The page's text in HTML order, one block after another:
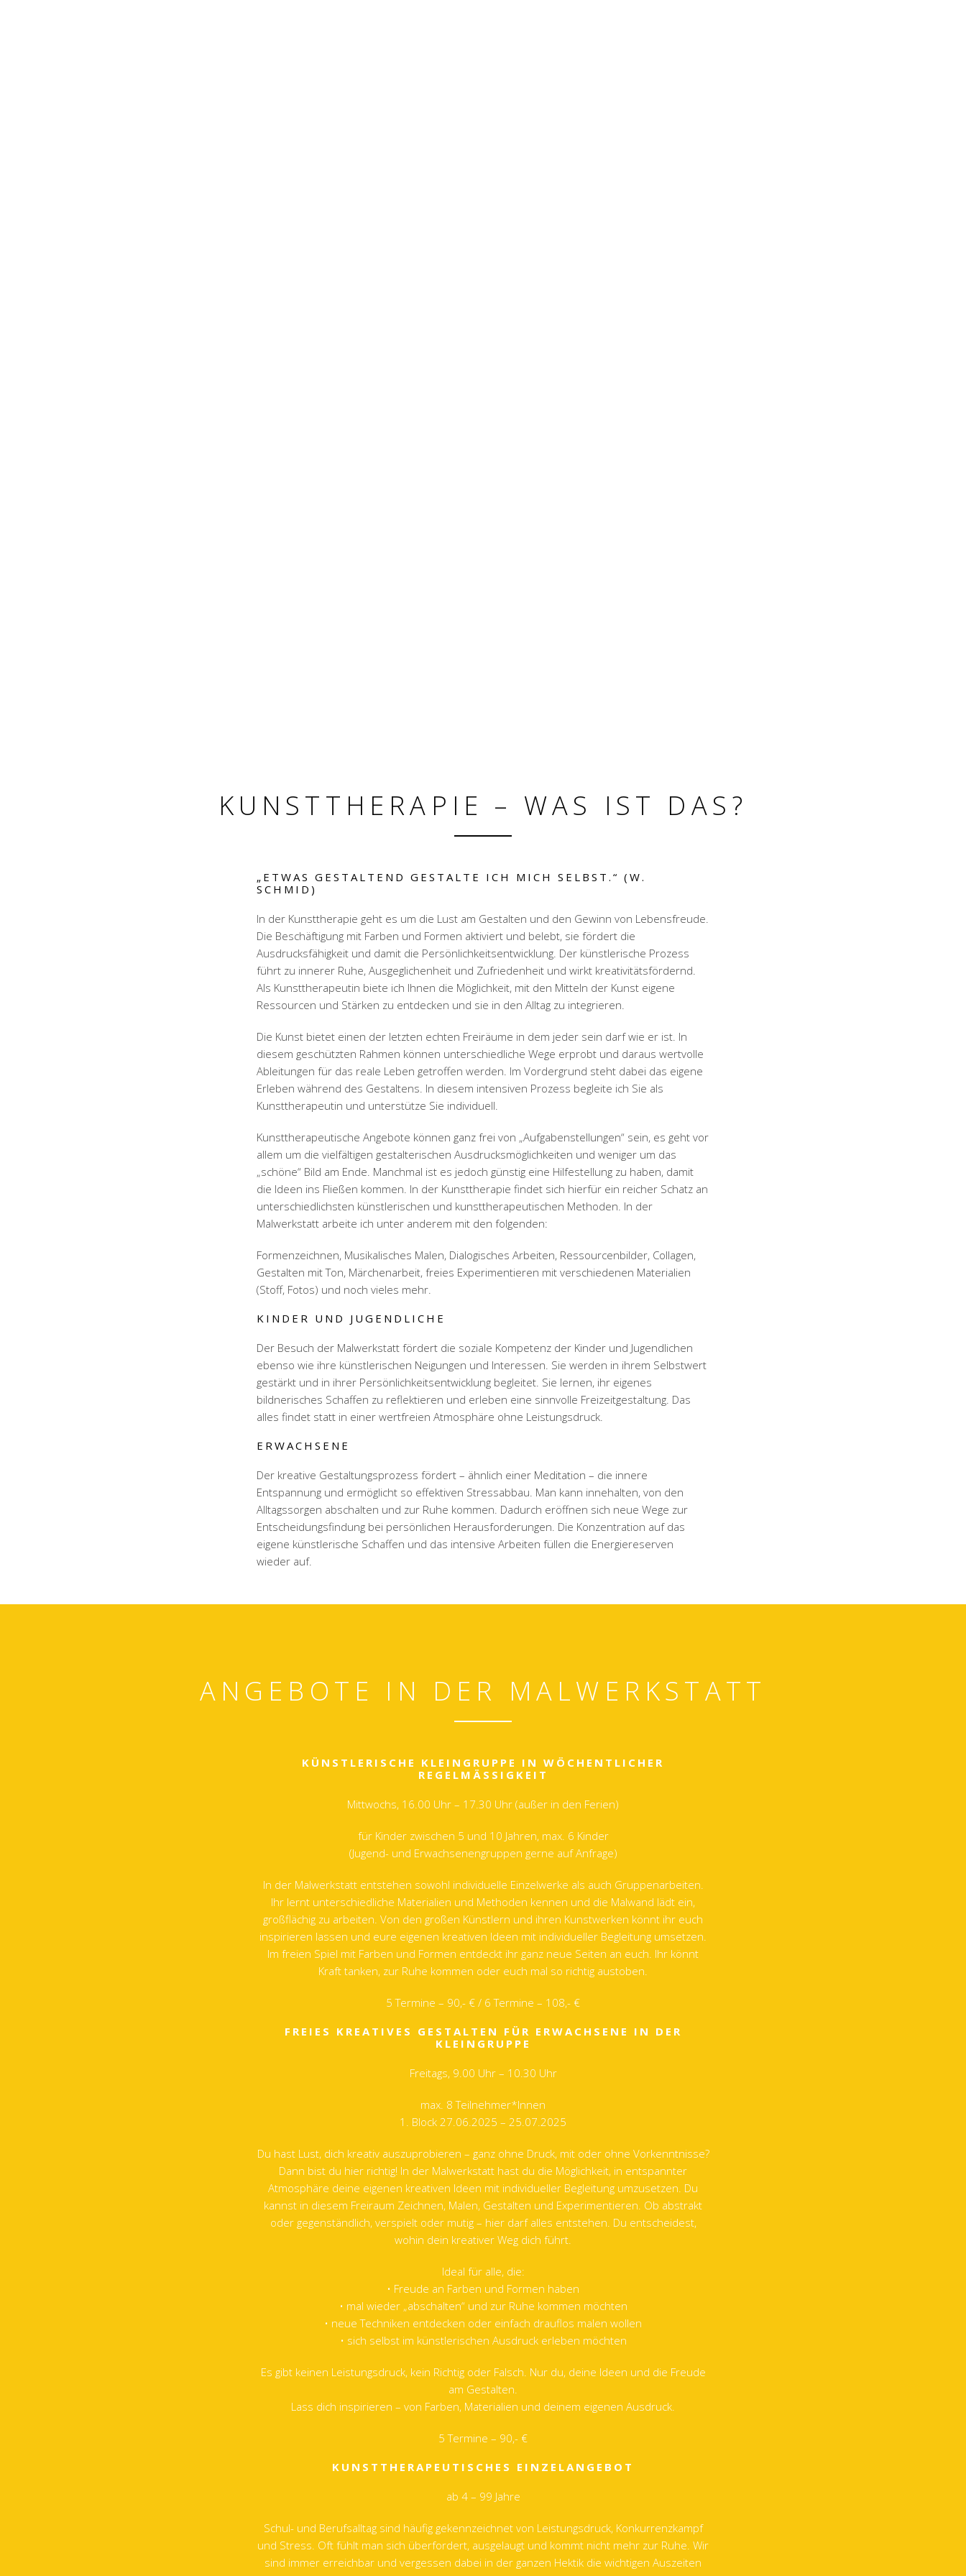
KUNSTTHERAPIE – WAS IST DAS?
„ETWAS GESTALTEND GESTALTE ICH MICH SELBST.“ (W.
SCHMID)
In der Kunsttherapie geht es um die Lust am Gestalten und den Gewinn von Lebensfreude.
Die Beschäftigung mit Farben und Formen aktiviert und belebt, sie fördert die
Ausdrucksfähigkeit und damit die Persönlichkeitsentwicklung. Der künstlerische Prozess
führt zu innerer Ruhe, Ausgeglichenheit und Zufriedenheit und wirkt kreativitätsfördernd.
Als Kunsttherapeutin biete ich Ihnen die Möglichkeit, mit den Mitteln der Kunst eigene
Ressourcen und Stärken zu entdecken und sie in den Alltag zu integrieren.
Die Kunst bietet einen der letzten echten Freiräume in dem jeder sein darf wie er ist. In
diesem geschützten Rahmen können unterschiedliche Wege erprobt und daraus wertvolle
Ableitungen für das reale Leben getroffen werden. Im Vordergrund steht dabei das eigene
Erleben während des Gestaltens. In diesem intensiven Prozess begleite ich Sie als
Kunsttherapeutin und unterstütze Sie individuell.
Kunsttherapeutische Angebote können ganz frei von „Aufgabenstellungen“ sein, es geht vor
allem um die vielfältigen gestalterischen Ausdrucksmöglichkeiten und weniger um das
„schöne“ Bild am Ende. Manchmal ist es jedoch günstig eine Hilfestellung zu haben, damit
die Ideen ins Fließen kommen. In der Kunsttherapie findet sich hierfür ein reicher Schatz an
unterschiedlichsten künstlerischen und kunsttherapeutischen Methoden. In der
Malwerkstatt arbeite ich unter anderem mit den folgenden:
Formenzeichnen, Musikalisches Malen, Dialogisches Arbeiten, Ressourcenbilder, Collagen,
Gestalten mit Ton, Märchenarbeit, freies Experimentieren mit verschiedenen Materialien
(Stoff, Fotos) und noch vieles mehr.
KINDER UND JUGENDLICHE
Der Besuch der Malwerkstatt fördert die soziale Kompetenz der Kinder und Jugendlichen
ebenso wie ihre künstlerischen Neigungen und Interessen. Sie werden in ihrem Selbstwert
gestärkt und in ihrer Persönlichkeitsentwicklung begleitet. Sie lernen, ihr eigenes
bildnerisches Schaffen zu reflektieren und erleben eine sinnvolle Freizeitgestaltung. Das
alles findet statt in einer wertfreien Atmosphäre ohne Leistungsdruck.
ERWACHSENE
Der kreative Gestaltungsprozess fördert – ähnlich einer Meditation – die innere
Entspannung und ermöglicht so effektiven Stressabbau. Man kann innehalten, von den
Alltagssorgen abschalten und zur Ruhe kommen. Dadurch eröffnen sich neue Wege zur
Entscheidungsfindung bei persönlichen Herausforderungen. Die Konzentration auf das
eigene künstlerische Schaffen und das intensive Arbeiten füllen die Energiereserven
wieder auf.
ANGEBOTE IN DER MALWERKSTATT
KÜNSTLERISCHE KLEINGRUPPE IN WÖCHENTLICHER
REGELMÄSSIGKEIT
Mittwochs, 16.00 Uhr – 17.30 Uhr (außer in den Ferien)
für Kinder zwischen 5 und 10 Jahren, max. 6 Kinder
(Jugend- und Erwachsenengruppen gerne auf Anfrage)
In der Malwerkstatt entstehen sowohl individuelle Einzelwerke als auch Gruppenarbeiten.
Ihr lernt unterschiedliche Materialien und Methoden kennen und die Malwand lädt ein,
großflächig zu arbeiten. Von den großen Künstlern und ihren Kunstwerken könnt ihr euch
inspirieren lassen und eure eigenen kreativen Ideen mit individueller Begleitung umsetzen.
Im freien Spiel mit Farben und Formen entdeckt ihr ganz neue Seiten an euch. Ihr könnt
Kraft tanken, zur Ruhe kommen oder euch mal so richtig austoben.
5 Termine – 90,- € / 6 Termine – 108,- €
FREIES KREATIVES GESTALTEN FÜR ERWACHSENE IN DER
KLEINGRUPPE
Freitags, 9.00 Uhr – 10.30 Uhr
max. 8 Teilnehmer*Innen
1. Block 27.06.2025 – 25.07.2025
Du hast Lust, dich kreativ auszuprobieren – ganz ohne Druck, mit oder ohne Vorkenntnisse?
Dann bist du hier richtig! In der Malwerkstatt hast du die Möglichkeit, in entspannter
Atmosphäre deine eigenen kreativen Ideen mit individueller Begleitung umzusetzen. Du
kannst in diesem Freiraum Zeichnen, Malen, Gestalten und Experimentieren. Ob abstrakt
oder gegenständlich, verspielt oder mutig – hier darf alles entstehen. Du entscheidest,
wohin dein kreativer Weg dich führt.
Ideal für alle, die:
• Freude an Farben und Formen haben
• mal wieder „abschalten“ und zur Ruhe kommen möchten
• neue Techniken entdecken oder einfach drauflos malen wollen
• sich selbst im künstlerischen Ausdruck erleben möchten
Es gibt keinen Leistungsdruck, kein Richtig oder Falsch. Nur du, deine Ideen und die Freude
am Gestalten.
Lass dich inspirieren – von Farben, Materialien und deinem eigenen Ausdruck.
5 Termine – 90,- €
KUNSTTHERAPEUTISCHES EINZELANGEBOT
ab 4 – 99 Jahre
Schul- und Berufsalltag sind häufig gekennzeichnet von Leistungsdruck, Konkurrenzkampf
und Stress. Oft fühlt man sich überfordert, ausgelaugt und kommt nicht mehr zur Ruhe. Wir
sind immer erreichbar und vergessen dabei in der ganzen Hektik die wichtigen Auszeiten